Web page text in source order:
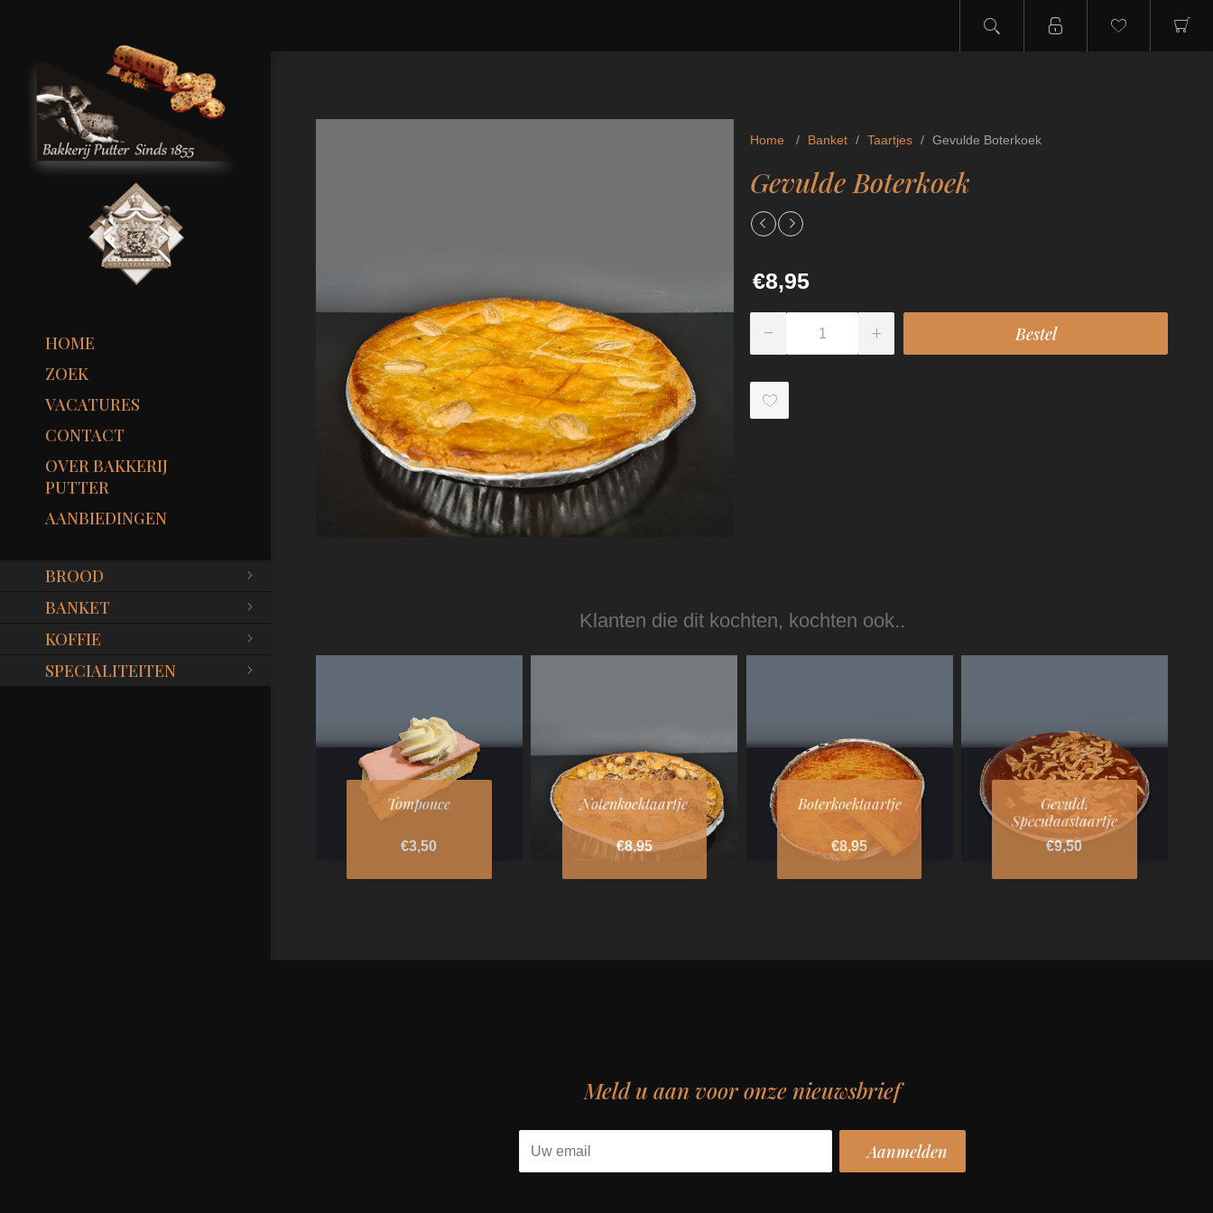
HOME
ZOEK
VACATURES
CONTACT
OVER BAKKERIJ
PUTTER
AANBIEDINGEN
BROOD
BANKET
KOFFIE
SPECIALITEITEN
Home / Banket / Taartjes / Gevulde Boterkoek
Gevulde Boterkoek
€8,95
Klanten die dit kochten, kochten ook..
Tompouce
€3,50
Notenkoektaartje
€8,95
Boterkoektaartje
€8,95
Gevuld.
Speculaastaartje
€9,50
Meld u aan voor onze nieuwsbrief